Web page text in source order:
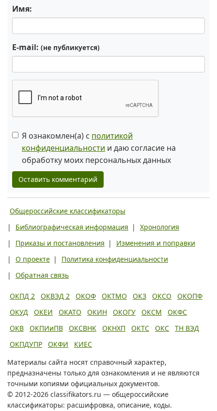
Имя:
E-mail: (не публикуется)
Я ознакомлен(а) с политикой
конфиденциальности и даю согласие на
обработку моих персональных данных
Оставить комментарий
Общероссийские классификаторы
|
Библиографическая информация |
Хронология
|
Приказы и постановления |
Изменения и поправки
|
О проекте |
Политика конфиденциальности
|
Обратная связь
ОКПД 2 ОКВЭД 2 ОКОФ ОКТМО ОКЗ ОКСО
ОКОПФ
ОКУД
ОКЕИ ОКАТО ОКИН ОКОГУ ОКСМ
ОКФС
ОКВ
ОКПИиПВ ОКСВНК ОКНХП ОКТС ОКС
ТН ВЭД
ОКПДУПР
ОКФИ
КИЕС
Материалы сайта носят справочный характер,
предназначены только для ознакомления и не являются
точными копиями официальных документов.
© 2012-2026 classifikators.ru — общероссийские
классификаторы: расшифровка, описание, коды.